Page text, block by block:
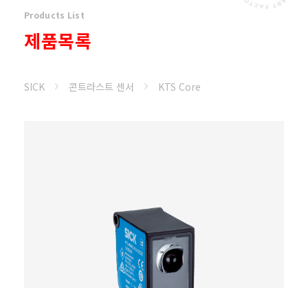
Products List
제품목록
SICK 콘트라스트 센서 KTS Core